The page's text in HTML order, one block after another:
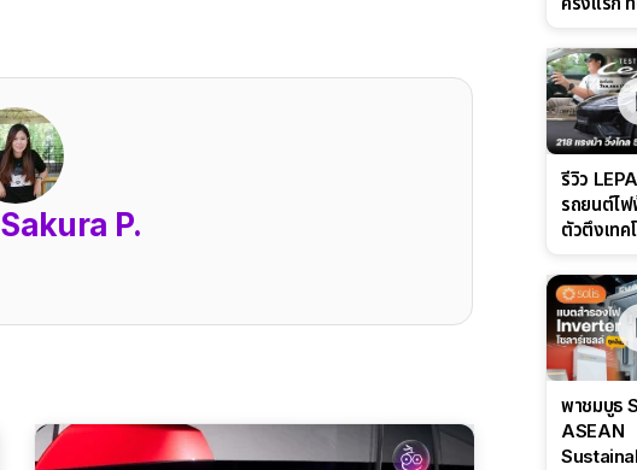
Sakura P.
จัดเต็มใน
รีวิว
รถยนต์ไ
ตัวตึงเทค
ล่างหนึบ
แสนต้น
พาชมบูธ
ASEAN